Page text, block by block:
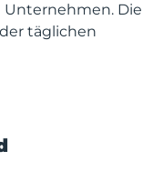
Die
täglichen